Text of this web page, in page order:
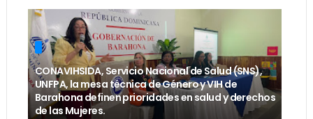
CONAVIHSIDA, Servicio Nacional de Salud (SNS),
UNFPA, la mesa técnica de Género y VIH de
Barahona definen prioridades en salud y derechos
de las Mujeres.